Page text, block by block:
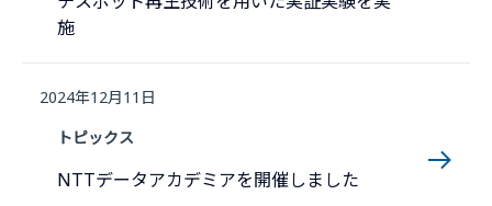
施
2024年12月11日
トピックス
NTTデータアカデミアを開催しました